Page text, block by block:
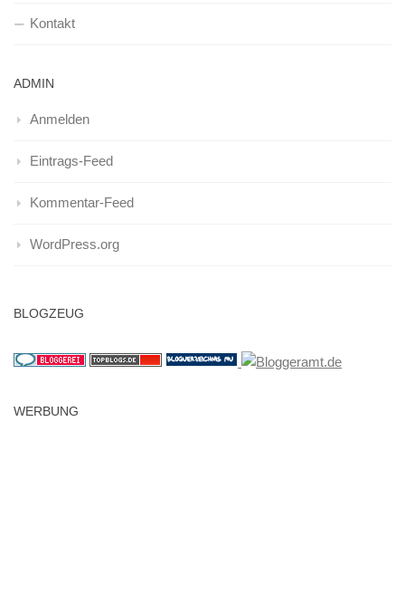
Kontakt
ADMIN
Anmelden
Eintrags-Feed
Kommentar-Feed
WordPress.org
BLOGZEUG
WERBUNG